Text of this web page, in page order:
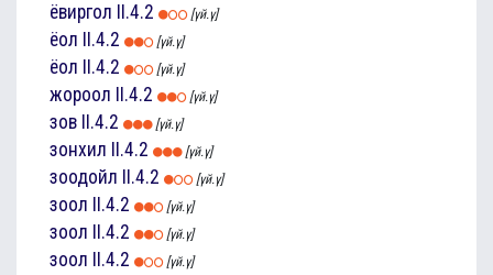
ёвиргол II.4.2 [үй.ү]
ёол II.4.2 [үй.ү]
ёол II.4.2 [үй.ү]
жороол II.4.2 [үй.ү]
зов II.4.2 [үй.ү]
зонхил II.4.2 [үй.ү]
зоодойл II.4.2 [үй.ү]
зоол II.4.2 [үй.ү]
зоол II.4.2 [үй.ү]
зоол II.4.2 [үй.ү]